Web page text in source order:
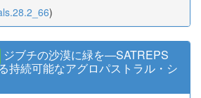
)
ジブチの沙漠に緑を―SATREPS
持続可能なアグロパストラル・シ